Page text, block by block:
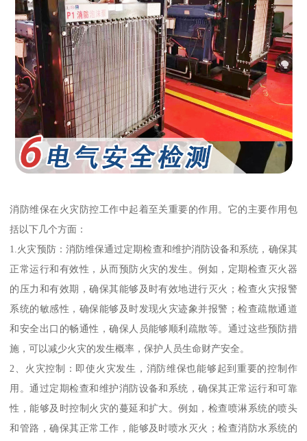
消防维保在火灾防控工作中起着至关重要的作用。它的主要作用包
括以下几个方面：
1.火灾预防：消防维保通过定期检查和维护消防设备和系统，确保其
正常运行和有效性，从而预防火灾的发生。例如，定期检查灭火器
的压力和有效期，确保其能够及时有效地进行灭火；检查火灾报警
系统的敏感性，确保能够及时发现火灾迹象并报警；检查疏散通道
和安全出口的畅通性，确保人员能够顺利疏散等。通过这些预防措
施，可以减少火灾的发生概率，保护人员生命财产安全。
2、火灾控制：即使火灾发生，消防维保也能够起到重要的控制作
用。通过定期检查和维护消防设备和系统，确保其正常运行和可靠
性，能够及时控制火灾的蔓延和扩大。例如，检查喷淋系统的喷头
和管路，确保其正常工作，能够及时喷水灭火；检查消防水系统的